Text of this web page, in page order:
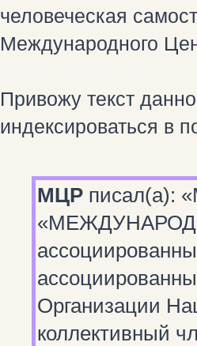
человеческая
Международного
Привожу текст
индексироваться в
МЦР писал(а):
Организации
коллективный